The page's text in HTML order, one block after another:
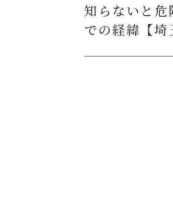
知らないと危
での経緯【埼